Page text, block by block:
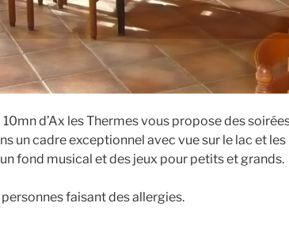
d’Ax les Thermes vous propose des
un cadre exceptionnel avec vue sur le lac et
fond musical et des jeux pour petits et grands.
faisant des allergies.